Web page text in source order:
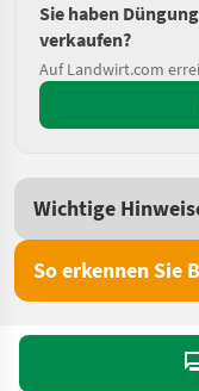
Sie haben
verkaufen?
Auf Landwirt.com
Wichtige
So erkennen Sie